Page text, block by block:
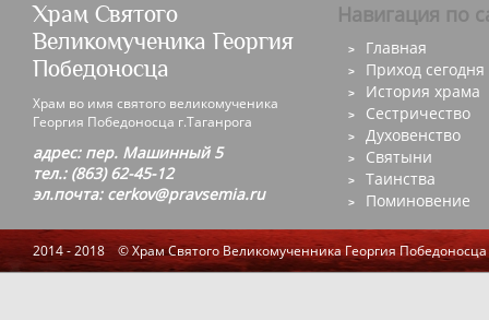
Храм Святого
Великомученика Георгия
Победоносца
Храм во имя святого великомученика
Георгия Победоносца г.Таганрога
адрес: пер. Машинный 5
тел.: (863) 62-45-12
эл.почта: cerkov@pravsemia.ru
Навигация по
Главная
Приход сегодня
История храма
Сестричество
Духовенство
Святыни
Таинства
Поминовение
2014 - 2018 © Храм Святого Великомученника Георгия Победоносца